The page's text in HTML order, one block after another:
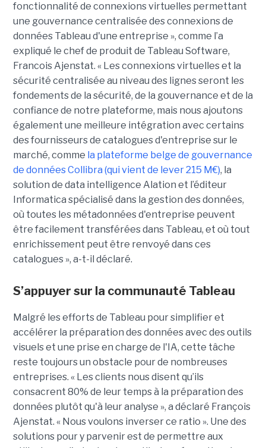
fonctionnalité de connexions virtuelles permettant
une gouvernance centralisée des connexions de
données Tableau d'une entreprise », comme l’a
expliqué le chef de produit de Tableau Software,
Francois Ajenstat. « Les connexions virtuelles et la
sécurité centralisée au niveau des lignes seront les
fondements de la sécurité, de la gouvernance et de la
confiance de notre plateforme, mais nous ajoutons
également une meilleure intégration avec certains
des fournisseurs de catalogues d'entreprise sur le
marché, comme la plateforme belge de gouvernance
de données Collibra (qui vient de lever 215 M€), la
solution de data intelligence Alation et l’éditeur
Informatica spécialisé dans la gestion des données,
où toutes les métadonnées d'entreprise peuvent
être facilement transférées dans Tableau, et où tout
enrichissement peut être renvoyé dans ces
catalogues », a-t-il déclaré.
S’appuyer sur la communauté Tableau
Malgré les efforts de Tableau pour simplifier et
accélérer la préparation des données avec des outils
visuels et une prise en charge de l'IA, cette tâche
reste toujours un obstacle pour de nombreuses
entreprises. « Les clients nous disent qu’ils
consacrent 80% de leur temps à la préparation des
données plutôt qu'à leur analyse », a déclaré François
Ajenstat. « Nous voulons inverser ce ratio ». Une des
solutions pour y parvenir est de permettre aux